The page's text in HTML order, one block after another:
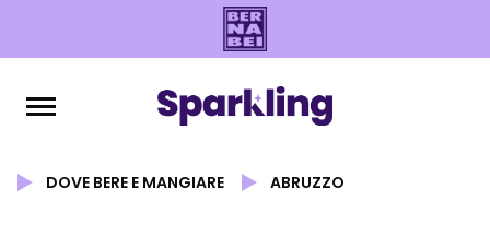
DOVE BERE E MANGIARE ABRUZZO